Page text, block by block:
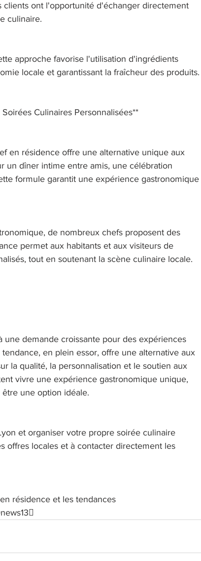
clients ont l'opportunité d'échanger directement
culinaire.
approche favorise l'utilisation d'ingrédients
locale et garantissant la fraîcheur des produits.
Culinaires Personnalisées**
en résidence offre une alternative unique aux
un dîner intime entre amis, une célébration
formule garantit une expérience gastronomique
de nombreux chefs proposent des
permet aux habitants et aux visiteurs de
tout en soutenant la scène culinaire locale.
demande croissante pour des expériences
en plein essor, offre une alternative aux
la qualité, la personnalisation et le soutien aux
vivre une expérience gastronomique unique,
une option idéale.
et organiser votre propre soirée culinaire
offres locales et à contacter directement les
résidence et les tendances